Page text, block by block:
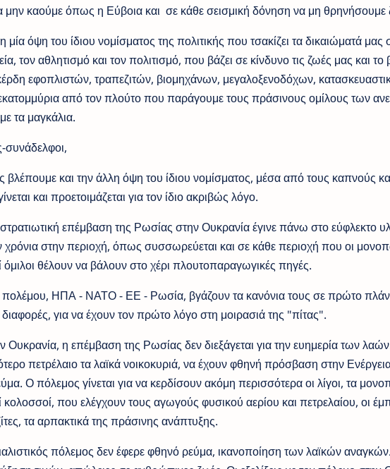
μην καούμε όπως η Εύβοια και σε κάθε σεισμική δόνηση να μη θρηνήσουμε
μία όψη του ίδιου νομίσματος της πολιτικής που τσακίζει τα δικαιώματά μας
τον αθλητισμό και τον πολιτισμό, που βάζει σε κίνδυνο τις ζωές μας και το
εφοπλιστών, τραπεζιτών, βιομηχάνων, μεγαλοξενοδόχων,
από τον πλούτο που παράγουμε τους πράσινους ομίλους των
τα μαγκάλια.
συνάδελφοι,
βλέπουμε και την άλλη όψη του ίδιου νομίσματος, μέσα από τους καπνούς
και προετοιμάζεται για τον ίδιο ακριβώς λόγο.
επέμβαση της Ρωσίας στην Ουκρανία έγινε πάνω στο εύφλεκτο
στην περιοχή, όπως συσσωρεύεται και σε κάθε περιοχή που οι
όμιλοι θέλουν να βάλουν στο χέρι πλουτοπαραγωγικές πηγές.
πολέμου, ΗΠΑ - ΝΑΤΟ - ΕΕ - Ρωσία, βγάζουν τα κανόνια τους σε πρώτο
διαφορές, για να έχουν τον πρώτο λόγο στη μοιρασιά της "πίτας".
η επέμβαση της Ρωσίας δεν διεξάγεται για την ευημερία των λαών.
πετρέλαιο τα λαϊκά νοικοκυριά, να έχουν φθηνή πρόσβαση στην
Ο πόλεμος γίνεται για να κερδίσουν ακόμη περισσότερα οι λίγοι, τα
κολοσσοί, που ελέγχουν τους αγωγούς φυσικού αερίου και πετρελαίου, οι
τα αρπακτικά της πράσινης ανάπτυξης.
πόλεμος δεν έφερε φθηνό ρεύμα, ικανοποίηση των λαϊκών